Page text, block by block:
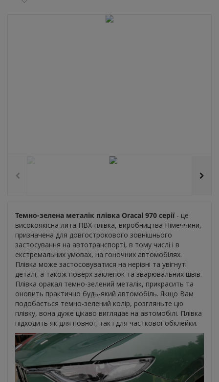
Темно-зелена металік плівка Oracal 970 серії- це
високоякісна лита ПВХ-плівка, виробництва Німеччини,
призначена для довгострокового зовнішнього
застосування на автотранспорті, в тому числі і в
екстремальних умовах, на гоночних автомобілях.
Плівка може застосовуватися на нерівні та увігнуті
деталі, а також поверх заклепок та зварювальних швів.
Плівка оракал темно-зелений металік, прикрасить та
оновить практично будь-який автомобіль. Якщо Вам
подобається темно-зелений колір, розгляньте цю
плівку, вона дуже цікаво виглядає на автомобілі. Плівка
підходить як для повної, так і для часткової обклейки.